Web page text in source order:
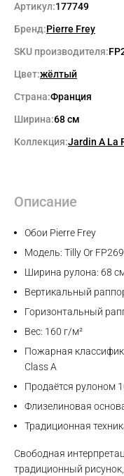
Артикул:177749
Бренд:Pierre Frey
SKU производителя:
Цвет:жёлтый
Страна:Франция
Ширина:68 см
Коллекция:Jardin A La
Описание
Обои Pierre Frey
Модель: Tilly Or
Ширина рулона: 68
Вертикальный
Горизонтальный
Вес: 160 г/м²
Пожарная
Class A
Продаётся рулоном
Флизелиновая
Традиционная
Свободная
традиционный
Max